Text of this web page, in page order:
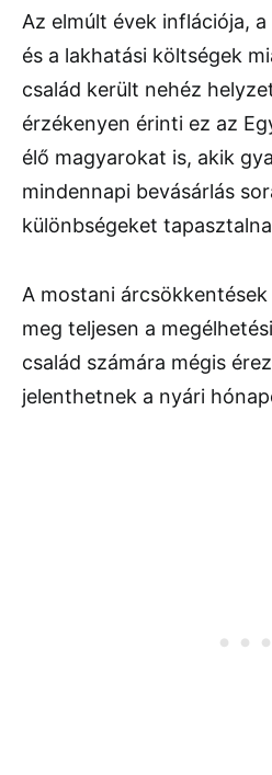
Az elmúlt évek inflációja,
és a lakhatási költségek
család került nehéz
érzékenyen érinti ez az
élő magyarokat is, akik
mindennapi bevásárlás
különbségeket
A mostani
meg teljesen a
család számára mégis
jelenthetnek a nyári